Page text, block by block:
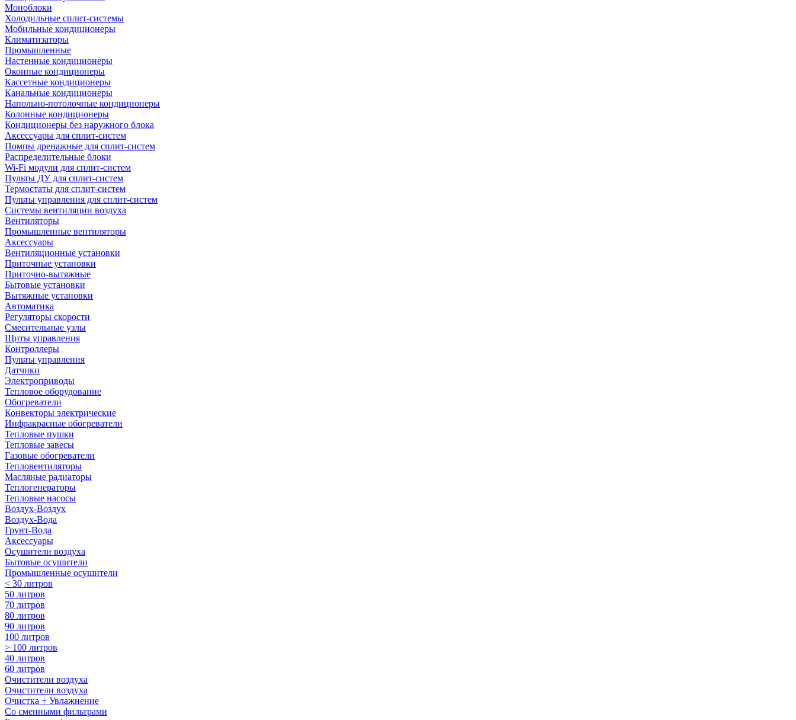
Моноблоки
Холодильные сплит-системы
Мобильные кондиционеры
Климатизаторы
Промышленные
Настенные кондиционеры
Оконные кондиционеры
Кассетные кондиционеры
Канальные кондиционеры
Напольно-потолочные кондиционеры
Колонные кондиционеры
Кондиционеры без наружного блока
Аксессуары для сплит-систем
Помпы дренажные для сплит-систем
Распределительные блоки
Wi-Fi модули для сплит-систем
Пульты ДУ для сплит-систем
Термостаты для сплит-систем
Пульты управления для сплит-систем
Системы вентиляции воздуха
Вентиляторы
Промышленные вентиляторы
Аксессуары
Вентиляционные установки
Приточные установки
Приточно-вытяжные
Бытовые установки
Вытяжные установки
Автоматика
Регуляторы скорости
Смесительные узлы
Щиты управления
Контроллеры
Пульты управления
Датчики
Электроприводы
Тепловое оборудование
Обогреватели
Конвекторы электрические
Инфракрасные обогреватели
Тепловые пушки
Тепловые завесы
Газовые обогреватели
Тепловентиляторы
Масляные радиаторы
Теплогенераторы
Тепловые насосы
Воздух-Воздух
Воздух-Вода
Грунт-Вода
Аксессуары
Осушители воздуха
Бытовые осушители
Промышленные осушители
< 30 литров
50 литров
70 литров
80 литров
90 литров
100 литров
> 100 литров
40 литров
60 литров
Очистители воздуха
Очистители воздуха
Очистка + Увлажнение
Cо сменными фильтрами